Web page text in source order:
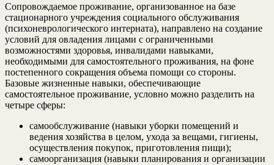
Сопровождаемое проживание, организованное на базе
стационарного учреждения социального обслуживания
(психоневрологического интерната), направлено на создание
условий для овладения лицами с ограниченными
возможностями здоровья, инвалидами навыками,
необходимыми для самостоятельного проживания, на фоне
постепенного сокращения объема помощи со стороны.
Базовые жизненные навыки, обеспечивающие
самостоятельное проживание, условно можно разделить на
четыре сферы:
самообслуживание (навыки уборки помещений и
ведения хозяйства в целом, ухода за вещами, гигиены,
осуществления покупок, приготовления пищи);
самоорганизация (навыки планирования и организации